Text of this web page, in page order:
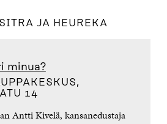
JA HEUREKA
minua?
14
Antti Kivelä, kansanedustaja